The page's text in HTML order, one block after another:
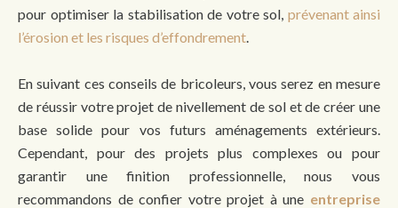
pour optimiser la stabilisation de votre sol, prévenant ainsi
l’érosion et les risques d’effondrement
En suivant ces conseils de bricoleurs, vous serez en mesure
de réussir votre projet de nivellement de sol et de créer une
base solide pour vos futurs aménagements extérieurs.
Cependant, pour des projets plus complexes ou pour
garantir une finition professionnelle, nous vous
recommandons de confier votre projet à une entreprise